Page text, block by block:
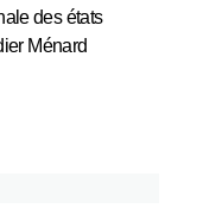
des états
Ménard